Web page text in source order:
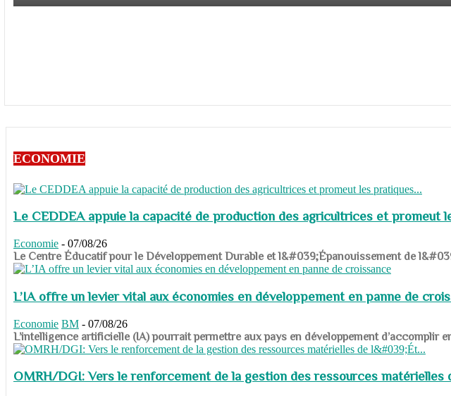
ECONOMIE
Le CEDDEA appuie la capacité de production des agricultrices et promeut
Economie - 07/08/26
​​​​​​​Le Centre Éducatif pour le Développement Durable et l&#039;Épanouissement de
L’IA offre un levier vital aux économies en développement en panne de
Economie BM - 07/08/26
​​​​​​​L’intelligence artificielle (IA) pourrait permettre aux pays en développement
OMRH/DGI: Vers le renforcement de la gestion des ressources matérielles